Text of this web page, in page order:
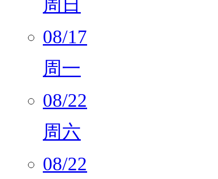
周日
08/17
周一
08/22
周六
08/22